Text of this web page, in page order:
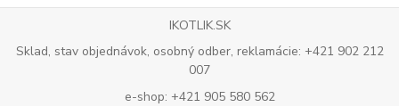
IKOTLIK.SK
Sklad, stav objednávok, osobný odber, reklamácie: +421 902 212
007
e-shop: +421 905 580 562